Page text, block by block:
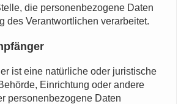
die personenbezogene Daten
des Verantwortlichen verarbeitet.
ist eine natürliche oder juristische
Einrichtung oder andere
personenbezogene Daten